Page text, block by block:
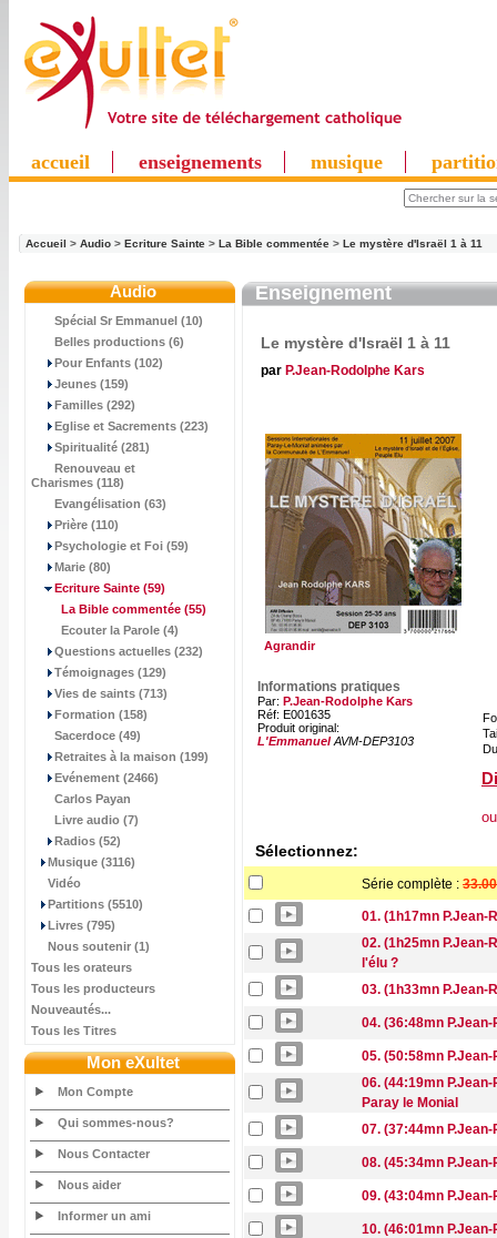
accueil enseignements musique
Accueil > Audio > Ecriture Sainte > La Bible commentée > Le mystère d'Israël 1 à 11
Audio
Spécial Sr Emmanuel (10)
Belles productions (6)
Pour Enfants (102)
Jeunes (159)
Familles (292)
Eglise et Sacrements (223)
Spiritualité (281)
Renouveau et
Charismes (118)
Evangélisation (63)
Prière (110)
Psychologie et Foi (59)
Marie (80)
Ecriture Sainte (59)
La Bible commentée (55)
Ecouter la Parole (4)
Questions actuelles (232)
Témoignages (129)
Vies de saints (713)
Formation (158)
Sacerdoce (49)
Retraites à la maison (199)
Evénement (2466)
Carlos Payan
Livre audio (7)
Radios (52)
Musique (3116)
Vidéo
Partitions (5510)
Livres (795)
Nous soutenir (1)
Tous les orateurs
Tous les producteurs
Nouveautés...
Tous les Titres
Mon eXultet
Mon Compte
Qui sommes-nous?
Nous Contacter
Nous aider
Informer un ami
Enseignement
Le mystère d'Israël 1 à 11
par P.Jean-Rodolphe Kars
Agrandir
Informations pratiques
Par: P.Jean-Rodolphe Kars
Réf: E001635
Produit original:
L'EmmanuelAVM-DEP3103
Sélectionnez:
Série complète : 33.00
01. (1h17mn
02. (1h25mn
l'élu ?
03. (1h33mn
04. (36:48mn
05. (50:58mn
06. (44:19mn
Paray le Monial
07. (37:44mn
08. (45:34mn
09. (43:04mn
10. (46:01mn